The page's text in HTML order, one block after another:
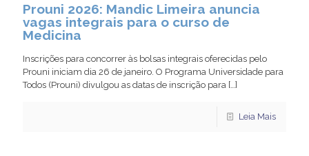
Prouni 2026: Mandic Limeira anuncia
vagas integrais para o curso de
Medicina
Inscrições para concorrer às bolsas integrais oferecidas pelo
Prouni iniciam dia 26 de janeiro. O Programa Universidade para
Todos (Prouni) divulgou as datas de inscrição para […]
Leia Mais